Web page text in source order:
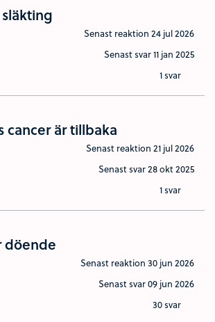
Senast reaktion 24 jul 2026
Senast svar11 jan 2025
1 svar
cancer är tillbaka
Senast reaktion 21 jul 2026
Senast svar28 okt 2025
1 svar
döende
Senast reaktion 30 jun 2026
Senast svar09 jun 2026
30 svar